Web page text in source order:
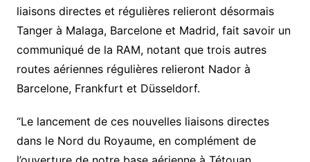
liaisons directes et régulières relieront désormais
Tanger à Malaga, Barcelone et Madrid, fait savoir un
communiqué de la RAM, notant que trois autres
routes aériennes régulières relieront Nador à
Barcelone, Frankfurt et Düsseldorf.
“Le lancement de ces nouvelles liaisons directes
dans le Nord du Royaume, en complément de